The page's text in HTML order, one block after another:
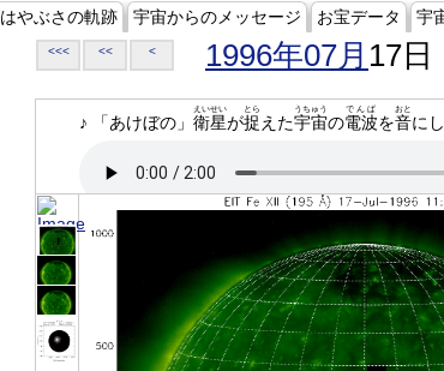
はやぶさの軌跡 宇宙からのメッセージ お宝データ 宇
<<< << < 1996年07月 17日
♪ 「あけぼの」 衛星
えいせい
が捉
とら
えた宇宙
うちゅう
の電波
でんぱ
を音
おと
に